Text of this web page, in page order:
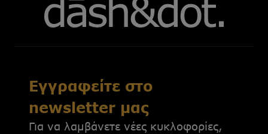
Εγγραφείτε στο
newsletter μας
Για να λαμβάνετε νέες κυκλοφορίες,